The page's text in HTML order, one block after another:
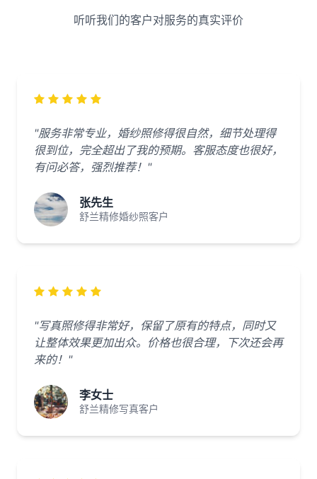
听听我们的客户对服务的真实评价
"服务非常专业，婚纱照修得很自然，细节处理得
很到位，完全超出了我的预期。客服态度也很好，
有问必答，强烈推荐！"
张先生
舒兰精修婚纱照客户
"写真照修得非常好，保留了原有的特点，同时又
让整体效果更加出众。价格也很合理，下次还会再
来的！"
李女士
舒兰精修写真客户